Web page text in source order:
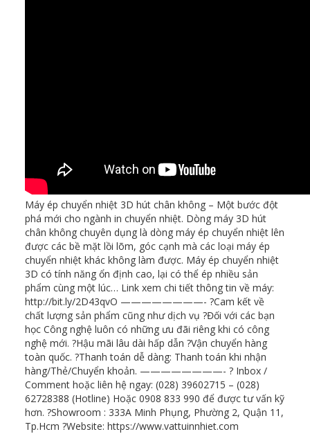
Máy ép chuyển nhiệt 3D hút chân không – Một bước đột
phá mới cho ngành in chuyển nhiệt. Dòng máy 3D hút
chân không chuyên dụng là dòng máy ép chuyển nhiệt lên
được các bề mặt lồi lõm, góc cạnh mà các loại máy ép
chuyển nhiệt khác không làm được. Máy ép chuyển nhiệt
3D có tính năng ổn định cao, lại có thể ép nhiều sản
phẩm cùng một lúc… Link xem chi tiết thông tin về máy:
http://bit.ly/2D43qvO ————————- ?Cam kết về
chất lượng sản phẩm cũng như dịch vụ ?Đối với các bạn
học Công nghệ luôn có những ưu đãi riêng khi có công
nghệ mới. ?Hậu mãi lâu dài hấp dẫn ?Vận chuyển hàng
toàn quốc. ?Thanh toán dễ dàng: Thanh toán khi nhận
hàng/Thẻ/Chuyển khoản. ————————- ? Inbox /
Comment hoặc liên hệ ngay: (028) 39602715 – (028)
62728388 (Hotline) Hoặc 0908 833 990 để được tư vấn kỹ
hơn. ?Showroom : 333A Minh Phụng, Phường 2, Quận 11,
Tp.Hcm ?Website: https://www.vattuinnhiet.com